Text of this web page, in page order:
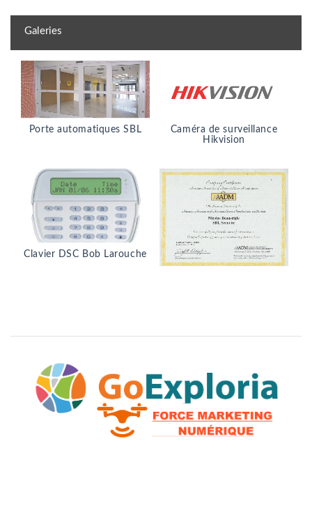
Galeries
Porte automatiques SBL
Caméra de surveillance
Hikvision
Clavier DSC Bob Larouche